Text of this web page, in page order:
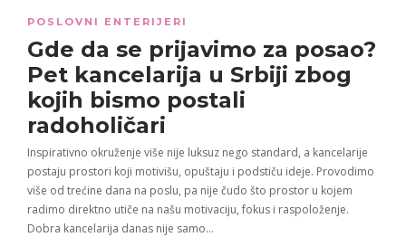
POSLOVNI ENTERIJERI
Gde da se prijavimo za posao?
Pet kancelarija u Srbiji zbog
kojih bismo postali
radoholičari
Inspirativno okruženje više nije luksuz nego standard, a kancelarije
postaju prostori koji motivišu, opuštaju i podstiču ideje. Provodimo
više od trećine dana na poslu, pa nije čudo što prostor u kojem
radimo direktno utiče na našu motivaciju, fokus i raspoloženje.
Dobra kancelarija danas nije samo…